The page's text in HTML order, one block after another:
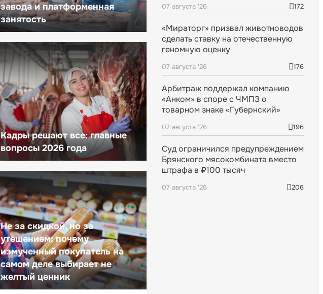
завода и платформенная
занятость
Кадры решают все: главные
вопросы 2026 года
Не за скидкой, но за
утешением: почему
измученный покупатель на
самом деле выбирает не
желтый ценник
07 августа '26 172
«Мираторг» призвал животноводов
сделать ставку на отечественную
геномную оценку
07 августа '26 176
Арбитраж поддержал компанию
«Анком» в споре с ЧМПЗ о
товарном знаке «Губернский»
07 августа '26 196
Суд ограничился предупреждением
Брянского мясокомбината вместо
штрафа в ₽100 тысяч
07 августа '26 206